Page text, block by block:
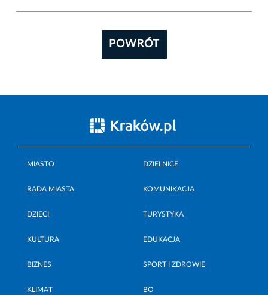
POWRÓT
MIASTO DZIELNICE
RADA MIASTA KOMUNIKACJA
DZIECI TURYSTYKA
KULTURA EDUKACJA
BIZNES SPORT I ZDROWIE
KLIMAT BO